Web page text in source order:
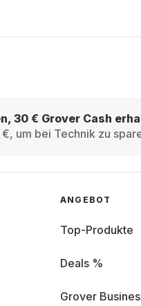
30 € Grover Cash
um bei Technik zu
ANGEBOT
Top-Produkte
Deals %
Grover